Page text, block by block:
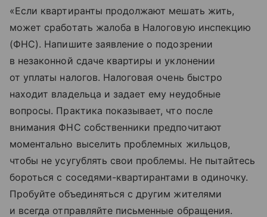
«Если квартиранты продолжают мешать жить,
может сработать жалоба в Налоговую инспекцию
(ФНС). Напишите заявление о подозрении
в незаконной сдаче квартиры и уклонении
от уплаты налогов. Налоговая очень быстро
находит владельца и задает ему неудобные
вопросы. Практика показывает, что после
внимания ФНС собственники предпочитают
моментально выселить проблемных жильцов,
чтобы не усугублять свои проблемы. Не пытайтесь
бороться с соседями-квартирантами в одиночку.
Пробуйте объединяться с другим жителями
и всегда отправляйте письменные обращения.